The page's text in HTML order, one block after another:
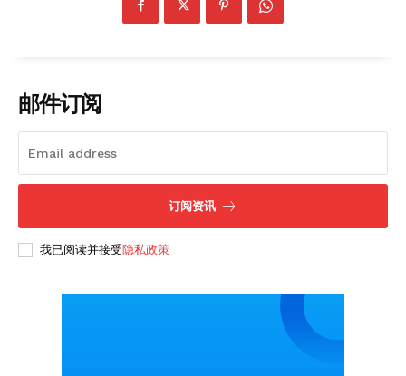
Company
Contact us
Subscription Plans
邮件订阅
订阅资讯
我已阅读并接受隐私政策